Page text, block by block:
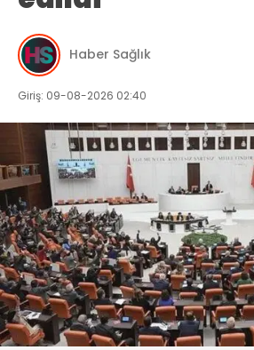
Haber Sağlık
Giriş: 09-08-2026 02:40